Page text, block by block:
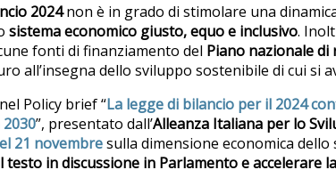
2024non è in grado di stimolare una
sistema economico giusto, equo e inclusivo.
fonti di finanziamento del Piano nazionale
all’insegna dello sviluppo sostenibile di cui si
Policy brief “La legge di bilancio per il 2024
2030”, presentato dall’Alleanza Italiana per lo
21 novembresulla dimensione economica
in discussione in Parlamento e accelerare